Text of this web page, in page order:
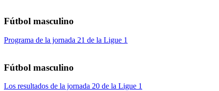
Fútbol masculino
Programa de la jornada 21 de la Ligue 1
Fútbol masculino
Los resultados de la jornada 20 de la Ligue 1